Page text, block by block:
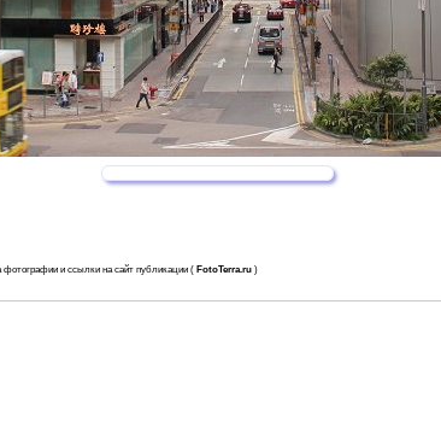
и ссылки на сайт публикации ( FotoTerra.ru )